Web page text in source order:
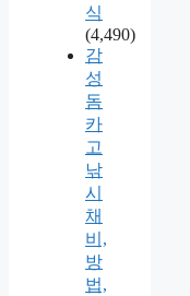
식
(4,490)
감
성
돔
카
고
낚
시
채
비,
방
법,